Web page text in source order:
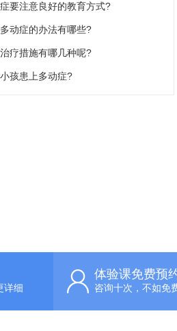
要注意良好的教育方式?
动症的办法有哪些?
疗措施有哪几种呢?
孩患上多动症?
详细
体验课免费预
咨询十次，不如免